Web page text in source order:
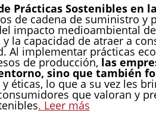
Prácticas Sostenibles en
de cadena de suministro
impacto medioambiental
y la capacidad de atraer a
Al implementar prácticas
de producción, las
sino que también
éticas, lo que a su vez les
que valoran y
. Leer más